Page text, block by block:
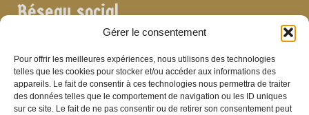
Gérer le consentement
Pour offrir les meilleures expériences, nous utilisons des technologies
telles que les cookies pour stocker et/ou accéder aux informations des
appareils. Le fait de consentir à ces technologies nous permettra de traiter
des données telles que le comportement de navigation ou les ID uniques
sur ce site. Le fait de ne pas consentir ou de retirer son consentement peut
Réseau social
Archives